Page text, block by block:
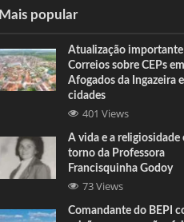
Mais popular
Atualização
Correios sobre CEPs em
Afogados da Ingazeira
cidades
401 Views
A vida e a religiosidade
torno da Professora
Francisquinha Godoy
73 Views
Comandante do BEPI